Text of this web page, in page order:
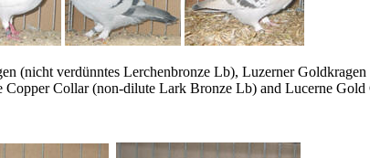
(nicht verdünntes Lerchenbronze Lb), Luzerner Goldkragen
Copper Collar (non-dilute Lark Bronze Lb) and Lucerne